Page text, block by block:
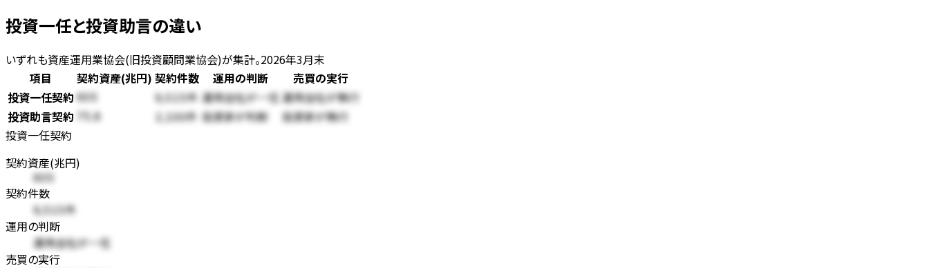
投資一任と投資助言の違い
いずれも資産運用業協会(旧投資顧問業協会)が集計。2026年3月末
項目
契約資産(兆円) 契約件数 運用の判断
売買の実行
投資一任契約 605 9,515件 運用会社が一任運用会社が執行
投資助言契約
75.8 2,100件 投資家が判断
投資家が執行
投資一任契約
契約資産(兆円)
605
契約件数
9,515件
運用の判断
運用会社が一任
売買の実行